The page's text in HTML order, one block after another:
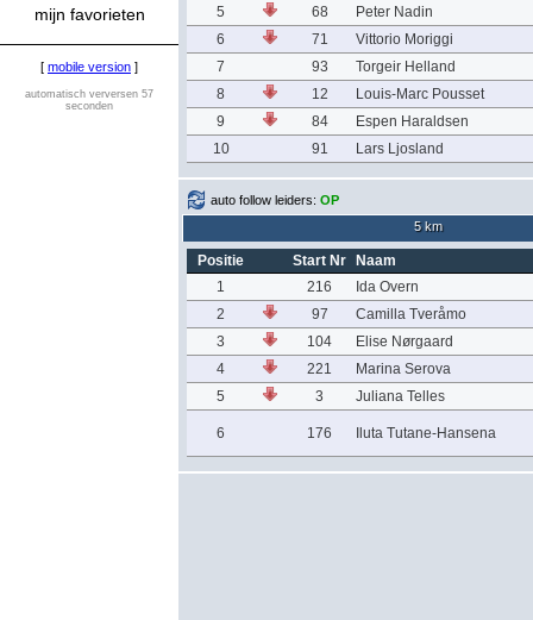
mijn favorieten
[ mobile version ]
automatisch verversen 57
seconden
5
68
Peter Nadin
6
71
Vittorio Moriggi
7
93
Torgeir Helland
8
12
Louis-Marc Pousset
9
84
Espen Haraldsen
10
91 Lars Ljosland
auto follow leiders: OP
5 km
Positie Start Nr
Naam
1
216
Ida Overn
2
97
Camilla Tveråmo
3
104
Elise Nørgaard
4
221
Marina Serova
5
3 Juliana Telles
6 176 Iluta Tutane-Hansena